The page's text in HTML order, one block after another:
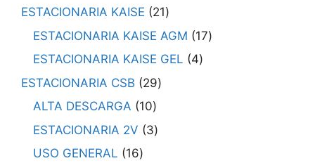
ESTACIONARIA KAISE
21
ESTACIONARIA KAISE AGM
17
ESTACIONARIA KAISE GEL
4
ESTACIONARIA CSB
29
ALTA DESCARGA
10
ESTACIONARIA 2V
3
USO GENERAL
16